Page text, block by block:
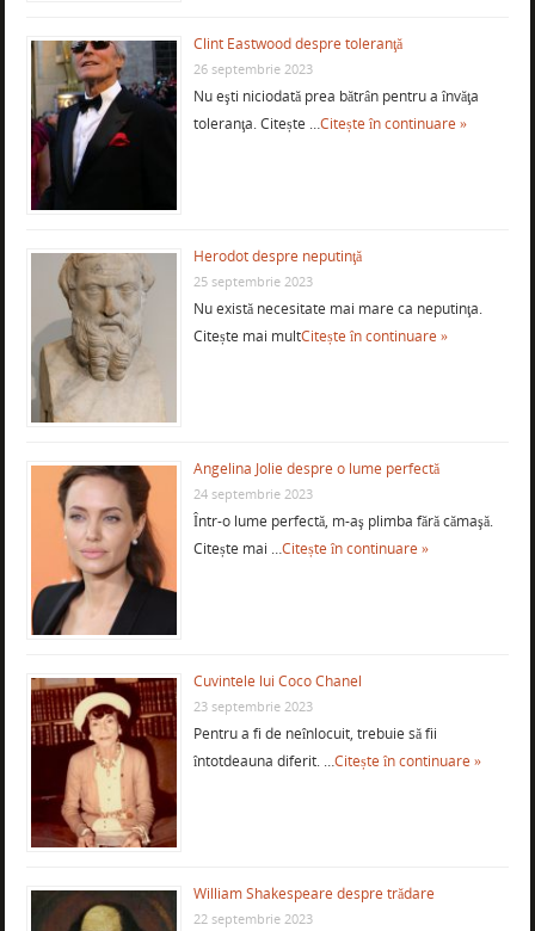
Clint Eastwood despre toleranţă
26 septembrie 2023
Nu eşti niciodată prea bătrân pentru a învăţa
toleranţa. Citește …Citește în continuare »
Herodot despre neputinţă
25 septembrie 2023
Nu există necesitate mai mare ca neputinţa.
Citește mai multCitește în continuare »
Angelina Jolie despre o lume perfectă
24 septembrie 2023
Într-o lume perfectă, m-aş plimba fără cămaşă.
Citește mai …Citește în continuare »
Cuvintele lui Coco Chanel
23 septembrie 2023
Pentru a fi de neînlocuit, trebuie să fii
întotdeauna diferit. …Citește în continuare »
William Shakespeare despre trădare
22 septembrie 2023